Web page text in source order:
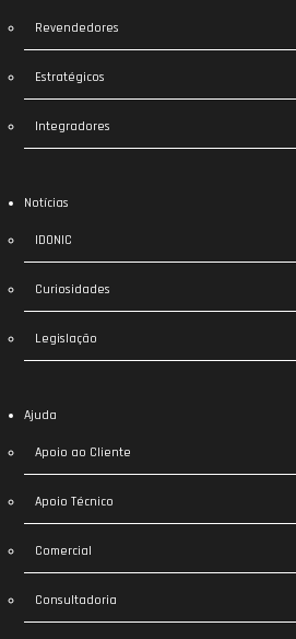
Revendedores
Estratégicos
Integradores
Notícias
IDONIC
Curiosidades
Legislação
Ajuda
Apoio ao Cliente
Apoio Técnico
Comercial
Consultadoria